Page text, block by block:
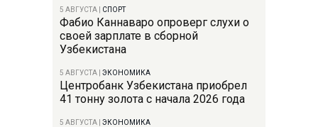
5 АВГУСТА СПОРТ
Фабио Каннаваро опроверг слухи о
своей зарплате в сборной
Узбекистана
5 АВГУСТА ЭКОНОМИКА
Центробанк Узбекистана приобрел
41 тонну золота с начала 2026 года
5 АВГУСТА ЭКОНОМИКА